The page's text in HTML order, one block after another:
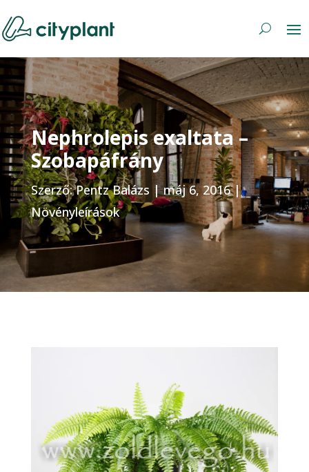
Nephrolepis exaltata –
Szobapáfrány
Szerző:Pentz Balázs |máj 6, 2016|
Növényleírások